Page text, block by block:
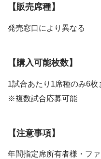
【販売席種】
発売窓口により異なる
【購入可能枚数】
1試合あたり1席種のみ6枚
※複数試合応募可能
【注意事項】
年間指定席所有者様・フ